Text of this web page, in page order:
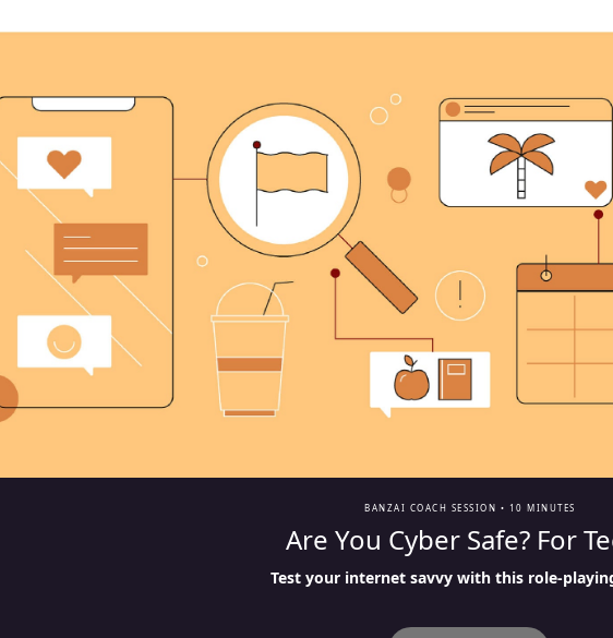
BANZAI COACH SESSION • 10 MINUTES
Are You Cyber Safe? For
Test your internet savvy with this role-